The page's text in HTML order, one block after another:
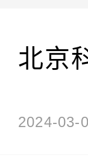
北京
2024-03-